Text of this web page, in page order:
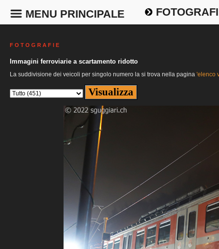
MENU PRINCIPALE
F O T O G R A F I E
Immagini ferroviarie a scartamento ridotto
La suddivisione dei veicoli per singolo numero la si trova nella pagina 'elenco